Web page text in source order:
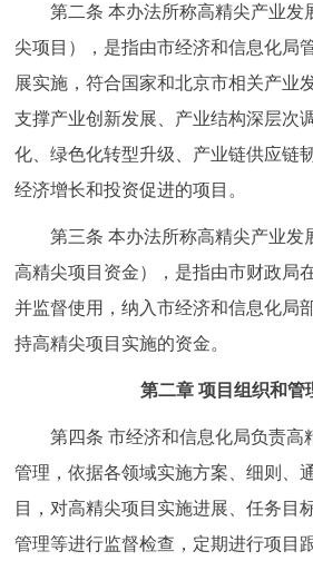
ITALIANO
第二条 本办法所称高精尖产业发
尖项目），是指由市经济和信息化局
展实施，符合国家和北京市相关产业
支撑产业创新发展、产业结构深层次
化、绿色化转型升级、产业链供应链
经济增长和投资促进的项目。
第三条 本办法所称高精尖产业发
高精尖项目资金），是指由市财政局
并监督使用，纳入市经济和信息化局
持高精尖项目实施的资金。
第二章 项目组织和管
第四条 市经济和信息化局负责高
管理，依据各领域实施方案、细则、
目，对高精尖项目实施进展、任务目
管理等进行监督检查，定期进行项目